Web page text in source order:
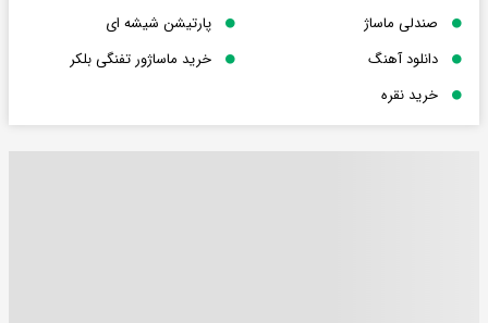
صندلی ماساژ
پارتیشن شیشه ای
دانلود آهنگ
خرید ماساژور تفنگی بلکر
خرید نقره